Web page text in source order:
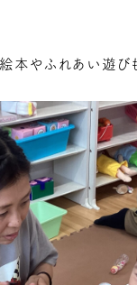
本やふれあい遊び